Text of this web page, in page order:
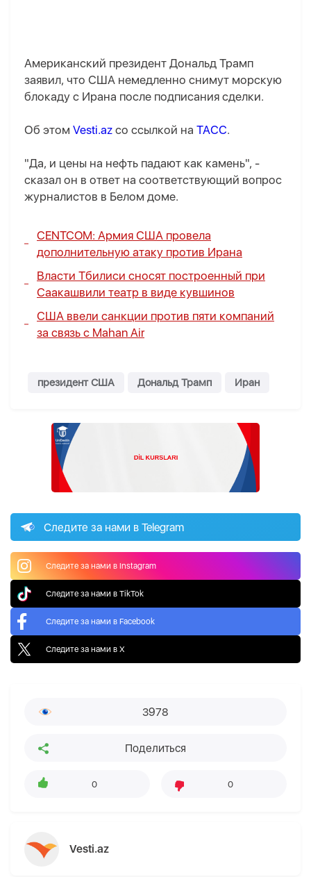
Американский президент Дональд Трамп
заявил, что США немедленно снимут морскую
блокаду с Ирана после подписания сделки.
Об этом Vesti.az со ссылкой на ТАСС.
"Да, и цены на нефть падают как камень", -
сказал он в ответ на соответствующий вопрос
журналистов в Белом доме.
CENTCOM: Армия США провела
дополнительную атаку против Ирана
Власти Тбилиси сносят построенный при
Саакашвили театр в виде кувшинов
США ввели санкции против пяти компаний
за связь с Mahan Air
президент США Дональд Трамп Иран
Следите за нами в Telegram
Следите за нами в Instagram
Следите за нами в TikTok
Следите за нами в Facebook
Следите за нами в X
3978
Поделиться
0 0
Vesti.az